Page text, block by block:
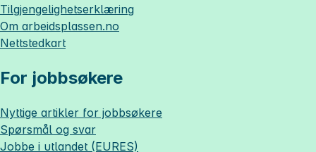
Tilgjengelighetserklæring
Om arbeidsplassen.no
Nettstedkart
For jobbsøkere
Nyttige artikler for jobbsøkere
Spørsmål og svar
Jobbe i utlandet (EURES)